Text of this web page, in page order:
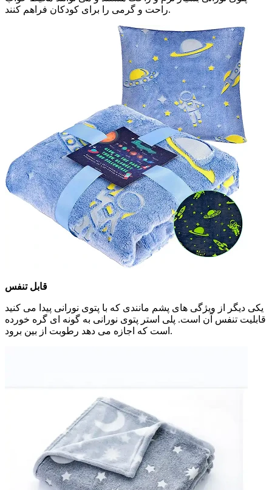
راحت و گرمی را برای کودکان فراهم کنند.
قابل تنفس
یکی دیگر از ویژگی های پشم مانندی که با پتوی نورانی پیدا می کنید
قابلیت تنفس آن است. پلی استر پتوی نورانی به گونه ای گره خورده
است که اجازه می دهد رطوبت از بین برود.